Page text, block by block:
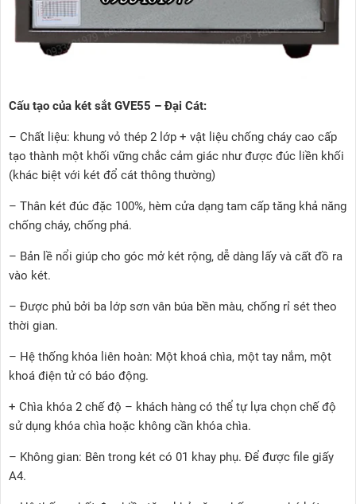
Cấu tạo của két sắt GVE55 – Đại Cát:
– Chất liệu: khung vỏ thép 2 lớp + vật liệu chống cháy cao cấp
tạo thành một khối vững chắc cảm giác như được đúc liền khối
(khác biệt với két đổ cát thông thường)
– Thân két đúc đặc 100%, hèm cửa dạng tam cấp tăng khả năng
chống cháy, chống phá.
– Bản lề nổi giúp cho góc mở két rộng, dễ dàng lấy và cất đồ ra
vào két.
– Được phủ bởi ba lớp sơn vân búa bền màu, chống rỉ sét theo
thời gian.
– Hệ thống khóa liên hoàn: Một khoá chìa, một tay nắm, một
khoá điện tử có báo động.
+ Chìa khóa 2 chế độ – khách hàng có thể tự lựa chọn chế độ
sử dụng khóa chìa hoặc không cần khóa chìa.
– Không gian: Bên trong két có 01 khay phụ. Để được file giấy
A4.